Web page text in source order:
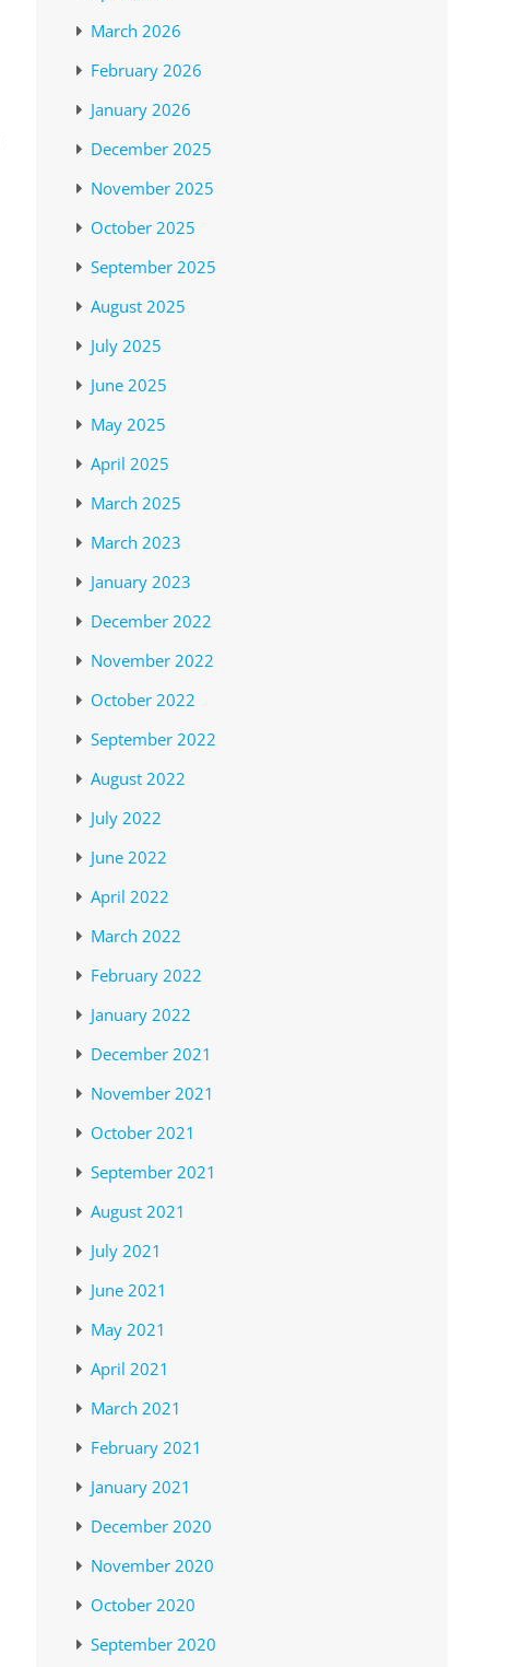
March 2026
February 2026
January 2026
December 2025
November 2025
October 2025
September 2025
August 2025
July 2025
June 2025
May 2025
April 2025
March 2025
March 2023
January 2023
December 2022
November 2022
October 2022
September 2022
August 2022
July 2022
June 2022
April 2022
March 2022
February 2022
January 2022
December 2021
November 2021
October 2021
September 2021
August 2021
July 2021
June 2021
May 2021
April 2021
March 2021
February 2021
January 2021
December 2020
November 2020
October 2020
September 2020